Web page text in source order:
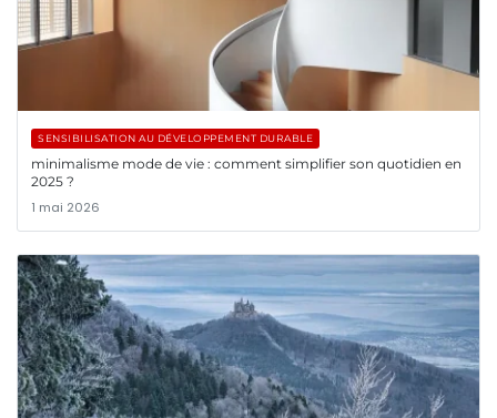
SENSIBILISATION AU DÉVELOPPEMENT DURABLE
minimalisme mode de vie : comment simplifier son quotidien en
2025 ?
1 mai 2026